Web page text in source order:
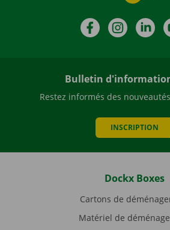
FacebookInstagram
Bulletin
Restez informés des
INSCRIPTION
Dockx Boxes
Cartons de
Matériel de